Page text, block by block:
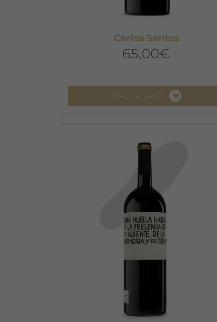
Carlos Santos
65,00€
Añadir al carrito